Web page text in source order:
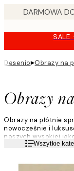
SALE
Desenio▸Obrazy na
Obrazy
Obrazy na płótnie
nowocześnie i
naszych wysokiej
do swojego
Czytaj więcej
Wszytkie